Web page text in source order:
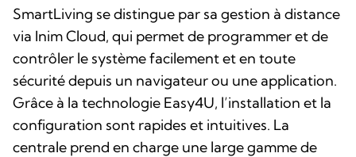
SmartLiving se distingue par sa gestion à distance
via Inim Cloud, qui permet de programmer et de
contrôler le système facilement et en toute
sécurité depuis un navigateur ou une application.
Grâce à la technologie Easy4U, l’installation et la
configuration sont rapides et intuitives. La
centrale prend en charge une large gamme de